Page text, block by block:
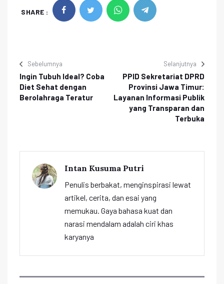
SHARE :
Sebelumnya
Ingin Tubuh Ideal? Coba
Diet Sehat dengan
Berolahraga Teratur
Selanjutnya
PPID Sekretariat DPRD
Provinsi Jawa Timur:
Layanan Informasi Publik
yang Transparan dan
Terbuka
Intan Kusuma Putri
Penulis berbakat, menginspirasi lewat
artikel, cerita, dan esai yang
memukau. Gaya bahasa kuat dan
narasi mendalam adalah ciri khas
karyanya